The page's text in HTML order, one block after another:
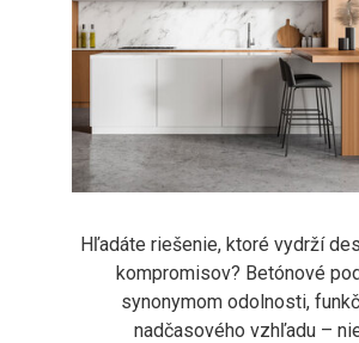
Hľadáte riešenie, ktoré vydrží
kompromisov? Betónové
synonymom odolnosti,
nadčasového vzhľadu –